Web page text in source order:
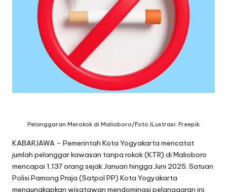
Pelanggaran Merokok di Malioboro/Foto ILustrasi: Freepik
KABARJAWA – Pemerintah Kota Yogyakarta mencatat
jumlah pelanggar kawasan tanpa rokok (KTR) di Malioboro
mencapai 1.137 orang sejak Januari hingga Juni 2025. Satuan
Polisi Pamong Praja (Satpol PP) Kota Yogyakarta
mengungkapkan wisatawan mendominasi pelanggaran ini.